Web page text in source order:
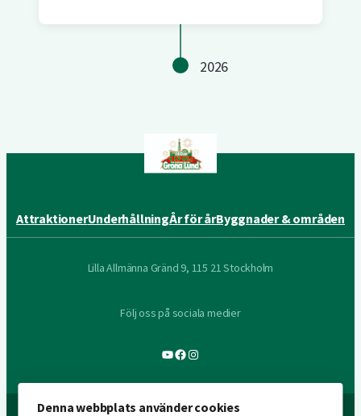
2026
AttraktionerUnderhållningÅr för årByggnader & områden
Lilla Allmänna Gränd 9, 115 21 Stockholm
Följ oss på sociala medier
YouTube
Facebook
Instagram
Denna webbplats använder cookies